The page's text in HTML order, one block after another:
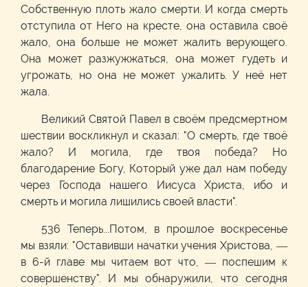
Собственную плоть жало смерти. И когда смерть
отступила от Него на кресте, она оставила своё
жало, она больше не может жалить верующего.
Она может разжужжаться, она может гудеть и
угрожать, но она не может ужалить. У неё нет
жала.
Великий Святой Павел в своём предсмертном
шествии воскликнул и сказал: "О смерть, где твоё
жало? И могила, где твоя победа? Но
благодарение Богу, Который уже дал нам победу
через Господа нашего Иисуса Христа, ибо и
смерть и могила лишились своей власти".
536 Теперь...Потом, в прошлое воскресенье
мы взяли: "Оставивши начатки учения Христова, —
в 6-й главе мы читаем вот что, — поспешим к
совершенству". И мы обнаружили, что сегодня